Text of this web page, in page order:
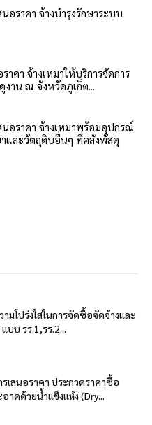
อราคา จ้างบำรุงรักษาระบบ
าคา จ้างเหมาให้บริการจัดการ
าน ณ จังหวัดภูเก็ต...
อราคา จ้างเหมาพร้อมอุปกรณ์
าและวัตถุดิบอื่นๆ ที่คลังพัสดุ
ามโปร่งใสในการจัดซื้อจัดจ้างและ
บ รร.1,รร.2...
เสนอราคา ประกวดราคาซื้อ
าดด้วยน้ำแข็งแห้ง (Dry...